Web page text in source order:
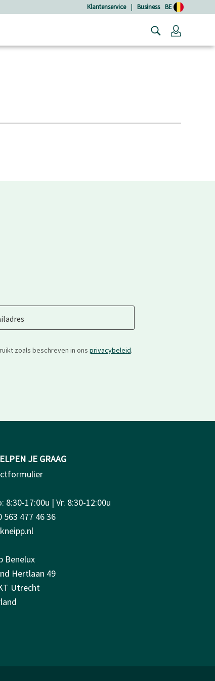
Klantenservice | Business BE
zoals beschreven in ons privacybeleid.
JE GRAAG
8:30-17:00u | Vr. 8:30-12:00u
563 477 46 36
Benelux
Hertlaan 49
Utrecht